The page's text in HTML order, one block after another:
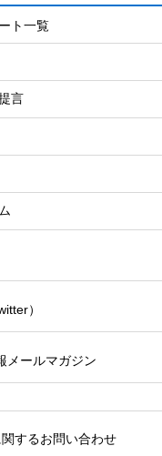
ト一覧
言
）
メールマガジン
するお問い合わせ